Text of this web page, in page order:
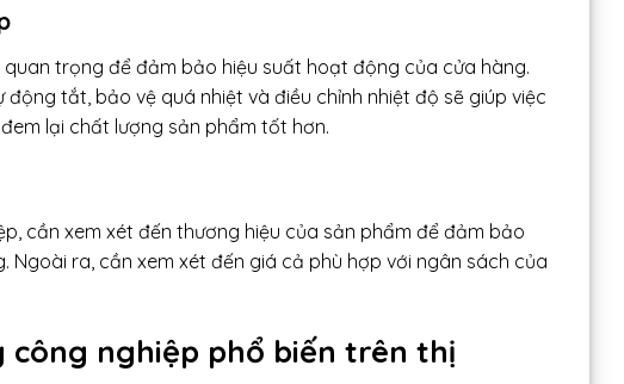
trọng để đảm bảo hiệu suất hoạt động của cửa hàng.
tắt, bảo vệ quá nhiệt và điều chỉnh nhiệt độ sẽ giúp việc
lại chất lượng sản phẩm tốt hơn.
cần xem xét đến thương hiệu của sản phẩm để đảm bảo
Ngoài ra, cần xem xét đến giá cả phù hợp với ngân sách của
công nghiệp phổ biến trên thị